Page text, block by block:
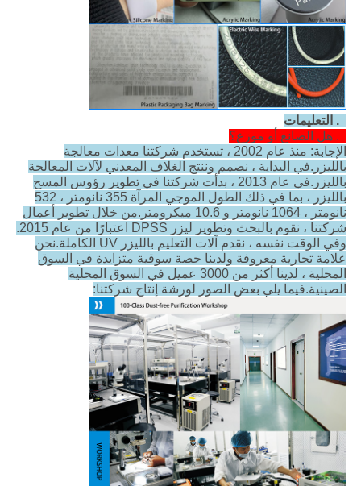
الإجابة: منذ عام 2002 ، تستخدم شركتنا معدات معالجة
بالليزر.في البداية ، نصمم وننتج الغلاف المعدني لآلات المعالجة
بالليزر.في عام 2013 ، بدأت شركتنا في تطوير رؤوس المسح
بالليزر ، بما في ذلك الطول الموجي المرآة 355 نانومتر ، 532
نانومتر ، 1064 نانومتر و 10.6 ميكرومتر.من خلال تطوير أعمال
شركتنا ، نقوم بالبحث وتطوير ليزر DPSS اعتبارًا من عام 2015.
وفي الوقت نفسه ، نقدم آلات التعليم بالليزر UV الكاملة.نحن
علامة تجارية معروفة ولدينا حصة سوقية متزايدة في السوق
المحلية ، لدينا أكثر من 3000 عميل في السوق المحلية
الصينية.فيما يلي بعض الصور لورشة إنتاج شركتنا: